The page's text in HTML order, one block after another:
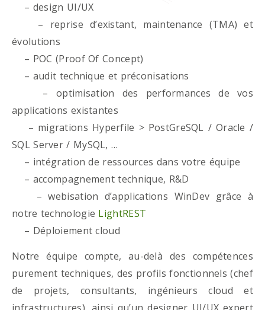
– design UI/UX
– reprise d’existant, maintenance (TMA) et
évolutions
– POC (Proof Of Concept)
– audit technique et préconisations
– optimisation des performances de vos
applications existantes
– migrations Hyperfile > PostGreSQL / Oracle /
SQL Server / MySQL, …
– intégration de ressources dans votre équipe
– accompagnement technique, R&D
– webisation d’applications WinDev grâce à
notre technologie LightREST
– Déploiement cloud
Notre équipe compte, au-delà des compétences
purement techniques, des profils fonctionnels (chef
de projets, consultants, ingénieurs cloud et